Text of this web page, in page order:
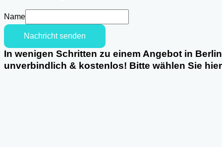
Name
Nachricht senden
In wenigen Schritten zu einem Angebot in
unverbindlich & kostenlos! Bitte wählen Sie